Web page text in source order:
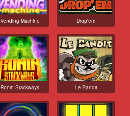
Vending Machine Drop'em
Ronin Stackways Le Bandit